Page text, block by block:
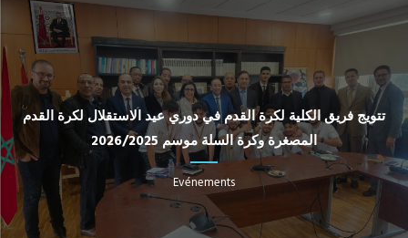
تتويج فريق الكلية لكرة القدم في دوري عيد الاستقلال لكرة القدم
المصغرة وكرة السلة موسم 2026/2025
Evénements